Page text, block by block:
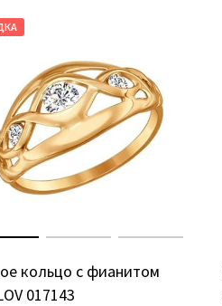
кольцо с фианитом
017143